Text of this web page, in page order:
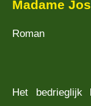
Madame
Roman
Het